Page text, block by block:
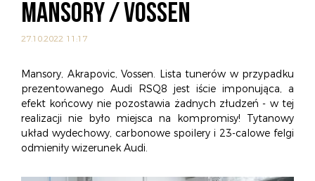
KONTAKT
OFERTA ZOSTAŃ PARTNEREM
MANSORY / VOSSEN
27.10.2022 11:17
Mansory, Akrapovic, Vossen. Lista tunerów w przypadku
prezentowanego Audi RSQ8 jest iście imponująca, a
efekt końcowy nie pozostawia żadnych złudzeń - w tej
realizacji nie było miejsca na kompromisy! Tytanowy
układ wydechowy, carbonowe spoilery i 23-calowe felgi
odmieniły wizerunek Audi.